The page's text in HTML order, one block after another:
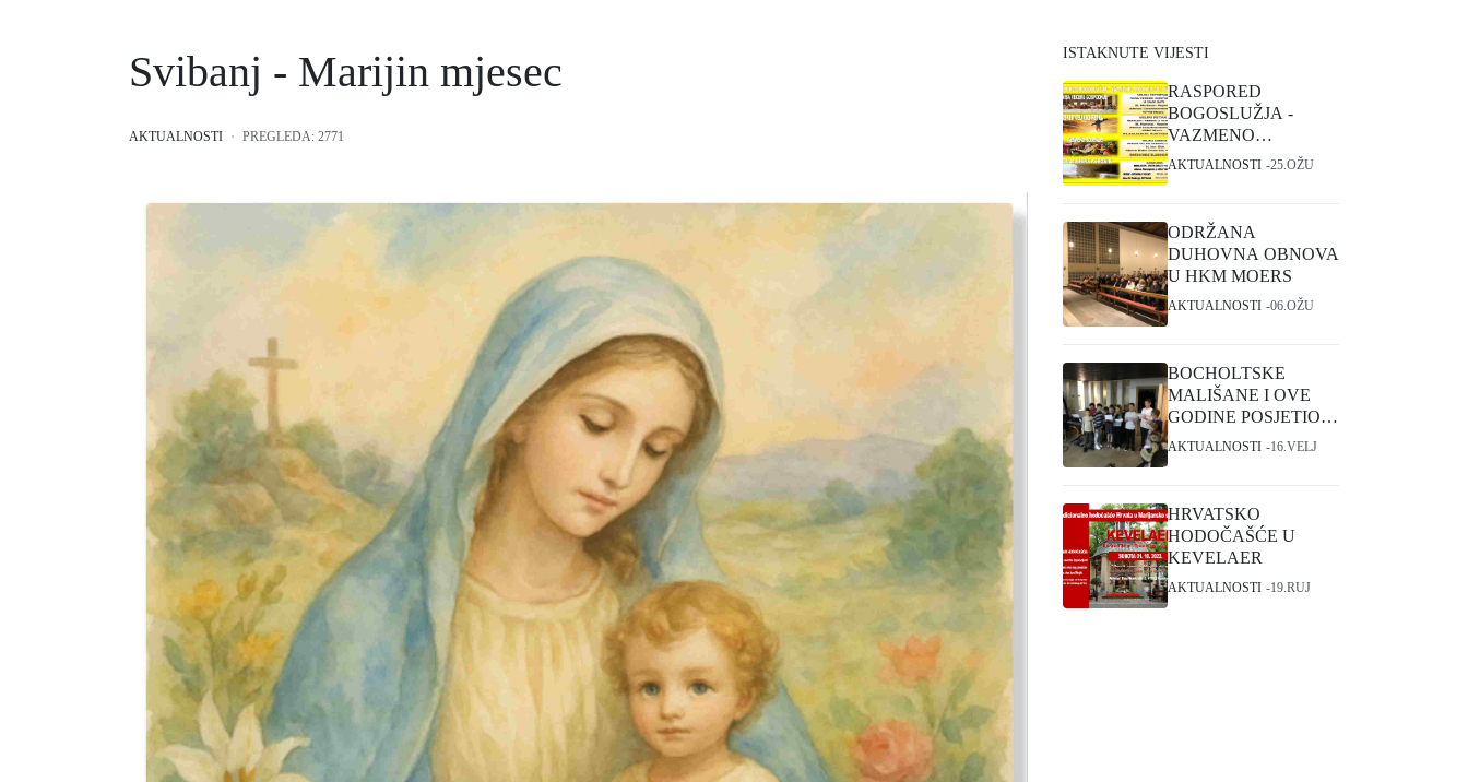
Svibanj - Marijin mjesec
AKTUALNOSTI PREGLEDA: 2771
ISTAKNUTE VIJESTI
RASPORED
BOGOSLUŽJA -
VAZMENO
TRODNEVLJE I
AKTUALNOSTI 25.OŽU
ODRŽANA
DUHOVNA OBNOVA
U HKM MOERS
AKTUALNOSTI 06.OŽU
BOCHOLTSKE
MALIŠANE I OVE
GODINE POSJETIO
SVETI NIKOLA
AKTUALNOSTI 16.VELJ
HRVATSKO
HODOČAŠĆE U
KEVELAER
AKTUALNOSTI 19.RUJ